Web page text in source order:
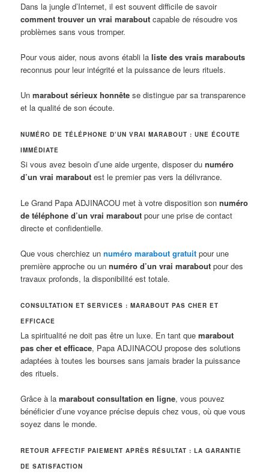
Dans la jungle d’Internet, il est souvent difficile de savoir
comment trouver un vrai marabout capable de résoudre vos
problèmes sans vous tromper.
Pour vous aider, nous avons établi laliste des vrais marabouts
reconnus pour leur intégrité et la puissance de leurs rituels.
Unmarabout sérieux honnête se distingue par sa transparence
et la qualité de son écoute.
NUMÉRO DE TÉLÉPHONE D’UN VRAI MARABOUT : UNE ÉCOUTE
IMMÉDIATE
Si vous avez besoin d’une aide urgente, disposer dunuméro
d’un vrai marabout est le premier pas vers la délivrance.
Le Grand Papa ADJINACOU met à votre disposition sonnuméro
de téléphone d’un vrai marabout pour une prise de contact
directe et confidentielle.
Que vous cherchiez unnuméro marabout gratuit pour une
première approche ou unnuméro d’un vrai marabout pour des
travaux profonds, la disponibilité est totale.
CONSULTATION ET SERVICES : MARABOUT PAS CHER ET
EFFICACE
La spiritualité ne doit pas être un luxe. En tant quemarabout
pas cher et efficace, Papa ADJINACOU propose des solutions
adaptées à toutes les bourses sans jamais brader la puissance
des rituels.
Grâce à lamarabout consultation en ligne, vous pouvez
bénéficier d’une voyance précise depuis chez vous, où que vous
soyez dans le monde.
RETOUR AFFECTIF PAIEMENT APRÈS RÉSULTAT : LA GARANTIE
DE SATISFACTION